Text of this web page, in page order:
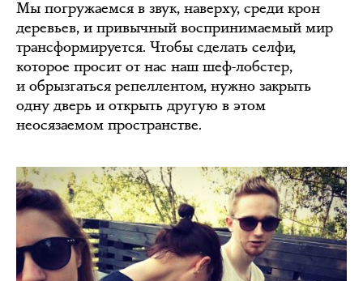
Мы погружаемся в звук, наверху, среди крон
деревьев, и привычный воспринимаемый мир
трансформируется. Чтобы сделать селфи,
которое просит от нас наш шеф-лобстер,
и обрызгаться репеллентом, нужно закрыть
одну дверь и открыть другую в этом
неосязаемом пространстве.